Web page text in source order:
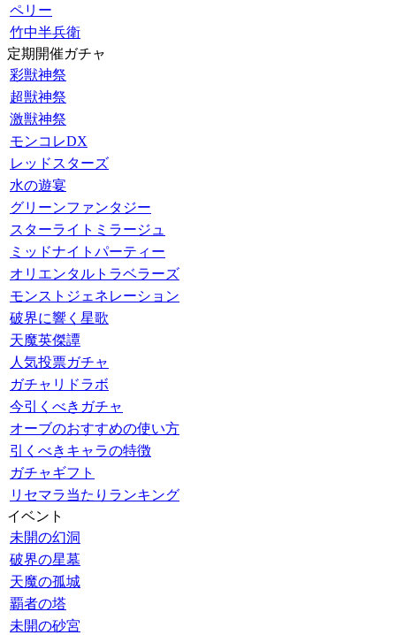
ペリー
竹中半兵衛
定期開催ガチャ
彩獣神祭
超獣神祭
激獣神祭
モンコレDX
レッドスターズ
水の遊宴
グリーンファンタジー
スターライトミラージュ
ミッドナイトパーティー
オリエンタルトラベラーズ
モンストジェネレーション
破界に響く星歌
天魔英傑譚
人気投票ガチャ
ガチャリドラボ
今引くべきガチャ
オーブのおすすめの使い方
引くべきキャラの特徴
ガチャギフト
リセマラ当たりランキング
イベント
未開の幻洞
破界の星墓
天魔の孤城
覇者の塔
未開の砂宮